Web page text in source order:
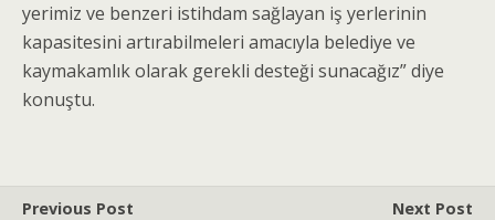
yerimiz ve benzeri istihdam sağlayan iş yerlerinin
kapasitesini artırabilmeleri amacıyla belediye ve
kaymakamlık olarak gerekli desteği sunacağız” diye
konuştu.
Previous Post
Next Post